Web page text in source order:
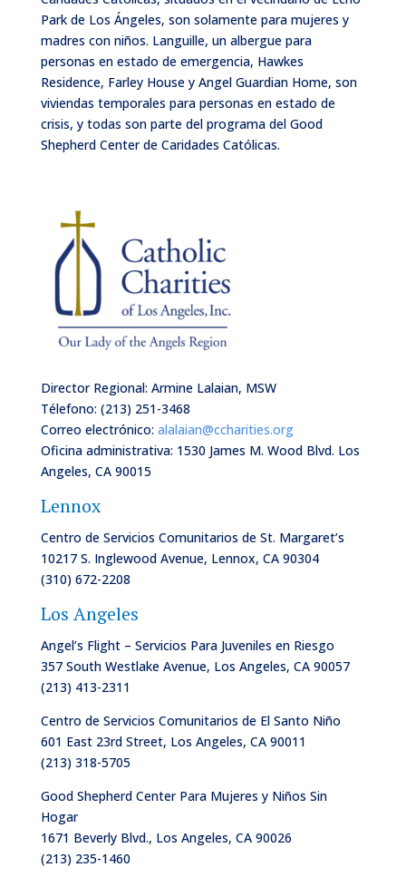
Park de Los Ángeles, son solamente para mujeres y
madres con niños. Languille, un albergue para
personas en estado de emergencia, Hawkes
Residence, Farley House y Angel Guardian Home, son
viviendas temporales para personas en estado de
crisis, y todas son parte del programa del Good
Shepherd Center de Caridades Católicas.
Director Regional: Armine Lalaian, MSW
Télefono: (213) 251-3468
Correo electrónico: alalaian@ccharities.org
Oficina administrativa: 1530 James M. Wood Blvd. Los
Angeles, CA 90015
Lennox
Centro de Servicios Comunitarios de St. Margaret’s
10217 S. Inglewood Avenue, Lennox, CA 90304
(310) 672-2208
Los Angeles
Angel’s Flight – Servicios Para Juveniles en Riesgo
357 South Westlake Avenue, Los Angeles, CA 90057
(213) 413-2311
Centro de Servicios Comunitarios deEl Santo Niño
601 East 23rd Street, Los Angeles, CA 90011
(213) 318-5705
Good Shepherd Center Para Mujeres y Niños Sin
Hogar
1671 Beverly Blvd., Los Angeles, CA 90026
(213) 235-1460